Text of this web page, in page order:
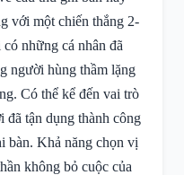
với một chiến thắng 2-
những cá nhân đã
người hùng thầm lặng
Có thể kể đến vai trò
đã tận dụng thành công
bàn. Khả năng chọn vị
không bỏ cuộc của